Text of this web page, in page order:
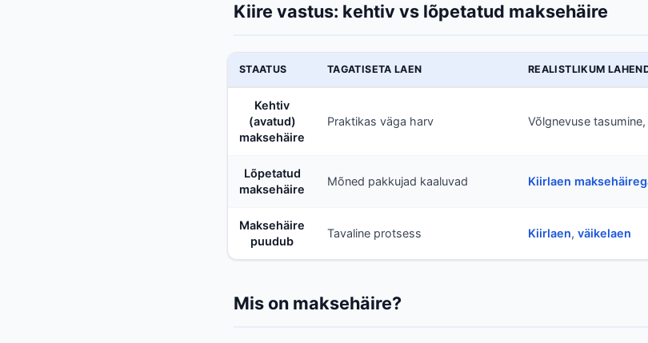
Kiire vastus: kehtiv vs lõpetatud maksehäire
STAATUS TAGATISETA LAEN REALISTLIKUM
Kehtiv
(avatud)
maksehäire
Praktikas väga harv Võlgnevuse
Lõpetatud
maksehäire
Mõned pakkujad kaaluvad Kiirlaen
Maksehäire
puudub
Tavaline protsess Kiirlaen, väikelaen
Mis on maksehäire?